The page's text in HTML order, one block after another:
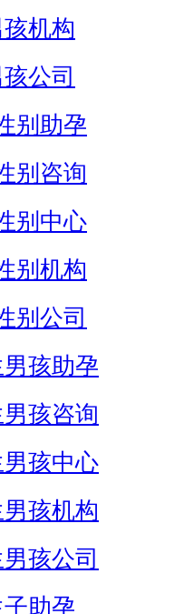
机构
公司
别助孕
别咨询
别中心
别机构
别公司
孩助孕
孩咨询
孩中心
孩机构
孩公司
助孕